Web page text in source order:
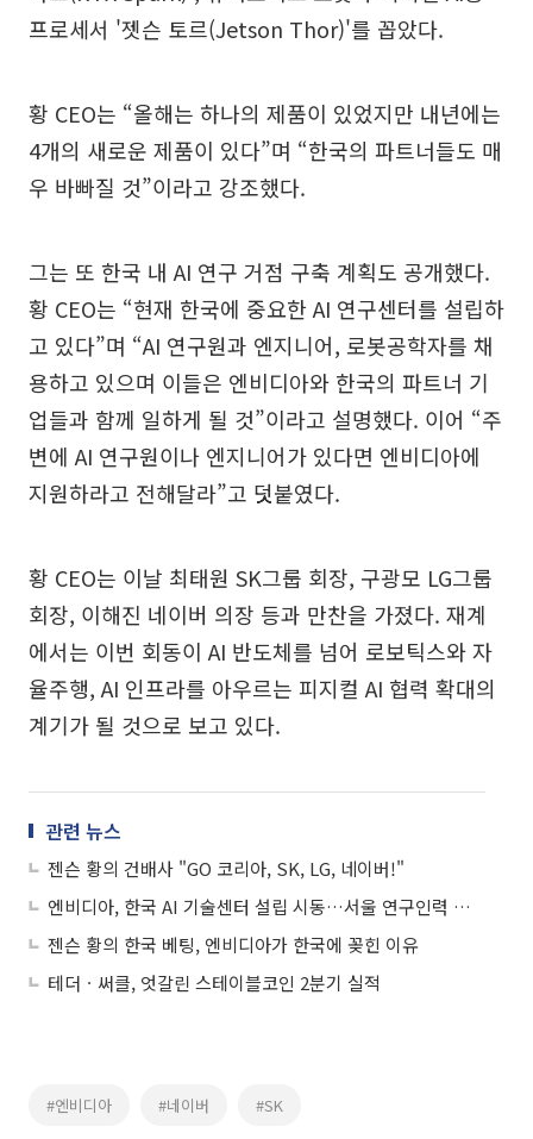
프로세서 '젯슨 토르(Jetson Thor)'를 꼽았다.
황 CEO는 “올해는 하나의 제품이 있었지만 내년에는
4개의 새로운 제품이 있다”며 “한국의 파트너들도 매
우 바빠질 것”이라고 강조했다.
그는 또 한국 내 AI 연구 거점 구축 계획도 공개했다.
황 CEO는 “현재 한국에 중요한 AI 연구센터를 설립하
고 있다”며 “AI 연구원과 엔지니어, 로봇공학자를 채
용하고 있으며 이들은 엔비디아와 한국의 파트너 기
업들과 함께 일하게 될 것”이라고 설명했다. 이어 “주
변에 AI 연구원이나 엔지니어가 있다면 엔비디아에
지원하라고 전해달라”고 덧붙였다.
황 CEO는 이날 최태원 SK그룹 회장, 구광모 LG그룹
회장, 이해진 네이버 의장 등과 만찬을 가졌다. 재계
에서는 이번 회동이 AI 반도체를 넘어 로보틱스와 자
율주행, AI 인프라를 아우르는 피지컬 AI 협력 확대의
계기가 될 것으로 보고 있다.
관련 뉴스
젠슨 황의 건배사 "GO 코리아, SK, LG, 네이버!"
엔비디아, 한국 AI 기술센터 설립 시동…서울 연구인력 채용 착수
젠슨 황의 한국 베팅, 엔비디아가 한국에 꽂힌 이유
테더ㆍ써클, 엇갈린 스테이블코인 2분기 실적
#엔비디아 #네이버 #SK